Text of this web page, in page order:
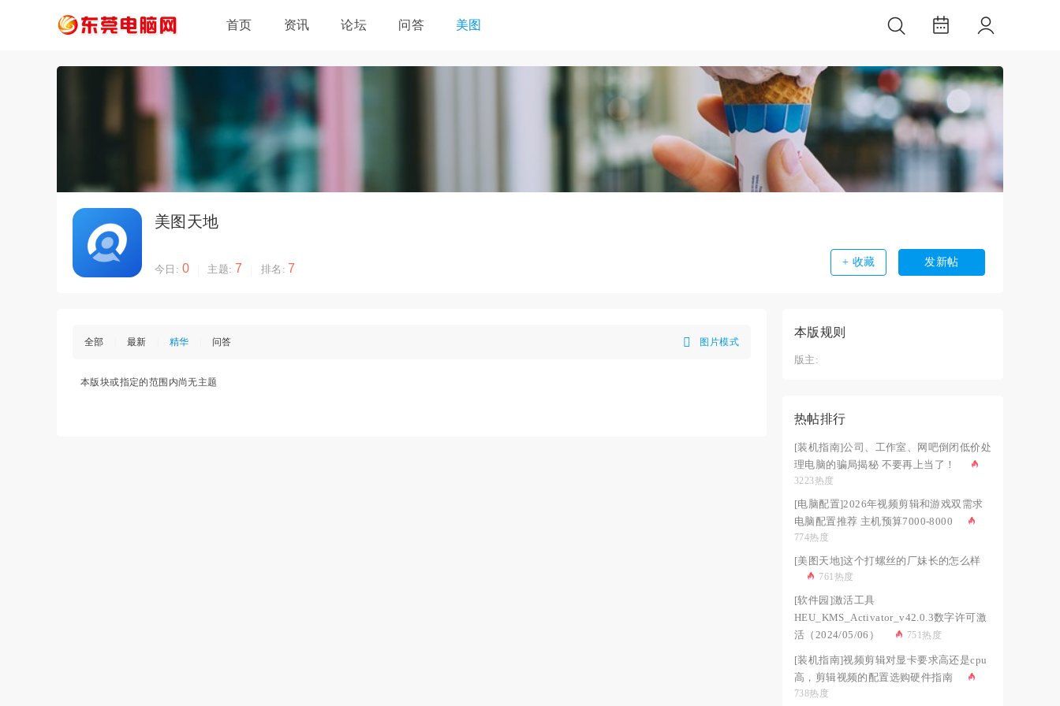
首页 资讯 论坛 问答 美图
美图天地
今日: 0 主题: 7 排名: 7 + 收藏 发新帖
全部 最新 精华 问答 图片模式
本版块或指定的范围内尚无主题
本版规则
版主:
热帖排行
[装机指南]公司、工作室、网吧倒闭低价处
理电脑的骗局揭秘 不要再上当了！
3223热度
[电脑配置]2026年视频剪辑和游戏双需求
电脑配置推荐 主机预算7000-8000
774热度
[美图天地]这个打螺丝的厂妹长的怎么样
761热度
[软件园]激活工具
HEU_KMS_Activator_v42.0.3数字许可激
活（2024/05/06）
751热度
[装机指南]视频剪辑对显卡要求高还是cpu
高，剪辑视频的配置选购硬件指南
738热度